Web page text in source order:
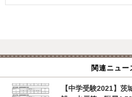
関連ニュー
【中学受験2021】